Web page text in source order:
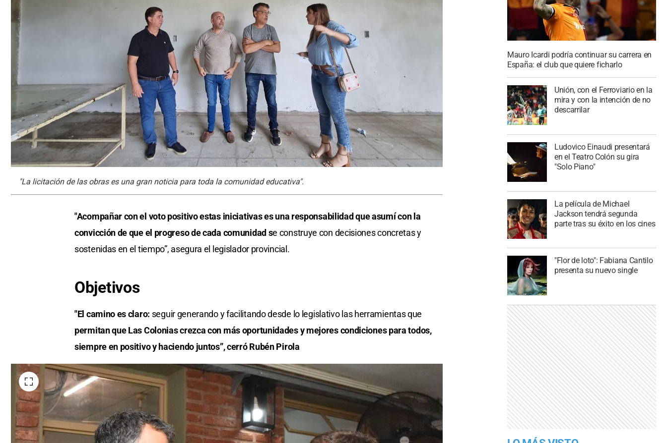
"La licitación de las obras es una gran noticia para toda la comunidad educativa".
"Acompañar con el voto positivo estas iniciativas es una responsabilidad que asumí con la
convicción de que el progreso de cada comunidad se construye con decisiones concretas y
sostenidas en el tiempo”, asegura el legislador provincial.
Objetivos
"El camino es claro: seguir generando y facilitando desde lo legislativo las herramientas que
permitan que Las Colonias crezca con más oportunidades y mejores condiciones para todos,
siempre en positivo y haciendo juntos”, cerró Rubén Pirola
Mauro Icardi podría continuar su carrera en
España: el club que quiere ficharlo
Unión, con el Ferroviario en la
mira y con la intención de no
descarrilar
Ludovico Einaudi presentará
en el Teatro Colón su gira
"Solo Piano"
La película de Michael
Jackson tendrá segunda
parte tras su éxito en los cines
"Flor de loto": Fabiana Cantilo
presenta su nuevo single